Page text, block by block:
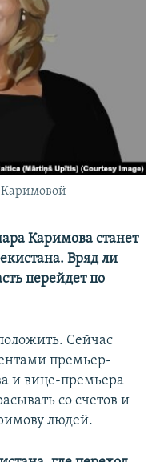
Каримова станет
Вряд ли
перейдет по
Сейчас
премьер-
и вице-премьера
со счетов и
людей.